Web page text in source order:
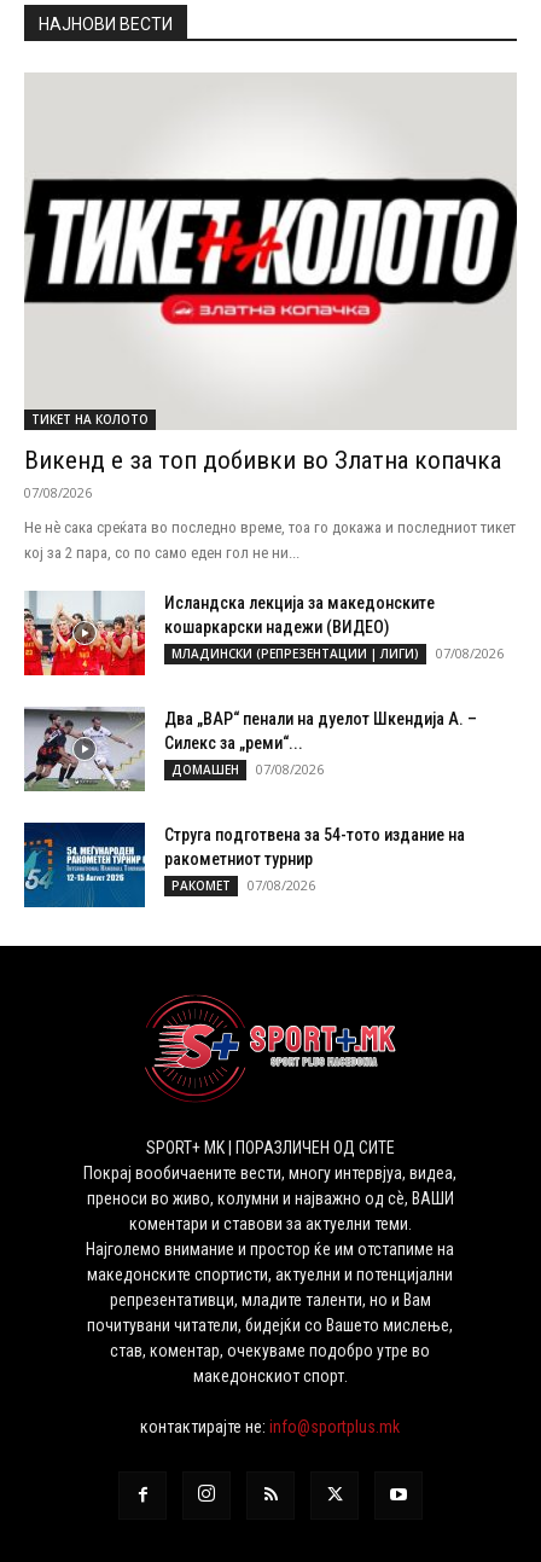
НАЈНОВИ ВЕСТИ
ТИКЕТ НА КОЛОТО
Викенд е за топ добивки во Златна копачка
07/08/2026
Не нѐ сака среќата во последно време, тоа го докажа и последниот тикет
кој за 2 пара, со по само еден гол не ни...
Исландска лекција за македонските
кошаркарски надежи (ВИДЕО)
МЛАДИНСКИ (РЕПРЕЗЕНТАЦИИ | ЛИГИ) 07/08/2026
Два „ВАР“ пенали на дуелот Шкендија А. –
Силекс за „реми“...
ДОМАШЕН 07/08/2026
Струга подготвена за 54-тото издание на
ракометниот турнир
РАКОМЕТ 07/08/2026
SPORT+ MK | ПОРАЗЛИЧЕН ОД СИТЕ
Покрај вообичаените вести, многу интервјуа, видеа,
преноси во живо, колумни и најважно од сѐ, ВАШИ
коментари и ставови за актуелни теми.
Најголемо внимание и простор ќе им отстапиме на
македонските спортисти, актуелни и потенцијални
репрезентативци, младите таленти, но и Вам
почитувани читатели, бидејќи со Вашето мислење,
став, коментар, очекуваме подобро утре во
македонскиот спорт.
контактирајте не:info@sportplus.mk